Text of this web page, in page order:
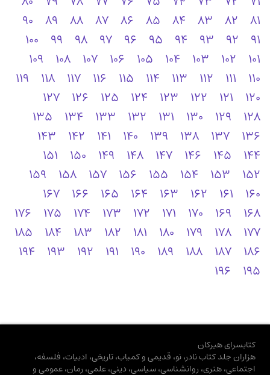
81
82
83
84
85
86
87
88
89
90
91
92
93
94
95
96
97
98
99
100
101
102
103
104
105
106
107
108
109
110
111
112
113
114
115
116
117
118
119
120
121
122
123
124
125
126
127
128
129
130
131
132
133
134
135
136
137
138
139
140
141
142
143
144
145
146
147
148
149
150
151
152
153
154
155
156
157
158
159
160
161
162
163
164
165
166
167
168
169
170
171
172
173
174
175
176
177
178
179
180
181
182
183
184
185
186
187
188
189
190
191
192
193
194
195
196
کتابسرای هیرکان
هزاران جلد کتاب نادر، نو، قدیمی و کمیاب، تاریخی، ادبیات، فلسفه،
اجتماعی، هنری، روانشناسی، سیاسی، دینی، علمی، رمان، عمومی و